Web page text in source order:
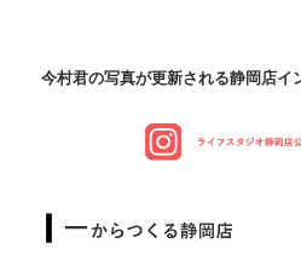
今村君の写真が更新される静岡店イ